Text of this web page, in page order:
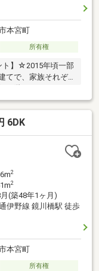
本宮町
所有権
】☆2015年頃一部
てで、家族それぞ
や来客時にも使い
暮らしも安心＆ス
両面バルコニ
契約中6000円【引
移動にも便利な立
分）・旭中学校1500
6DK
2
2
(築48年1ヶ月)
伊野線 鏡川橋駅 徒歩
本宮町
所有権